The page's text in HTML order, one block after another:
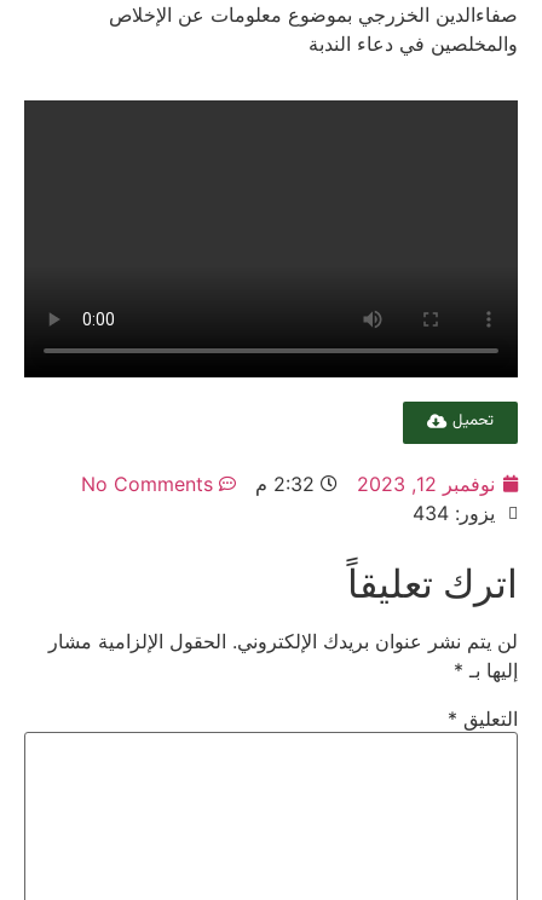
صفاءالدين الخزرجي بموضوع معلومات عن الإخلاص
والمخلصین في دعاء الندبة
تحميل
نوفمبر 12, 2023 2:32 م
No Comments
يزور: 434
اترك تعليقاً
لن يتم نشر عنوان بريدك الإلكتروني. الحقول الإلزامية مشار
إليها بـ *
التعليق *